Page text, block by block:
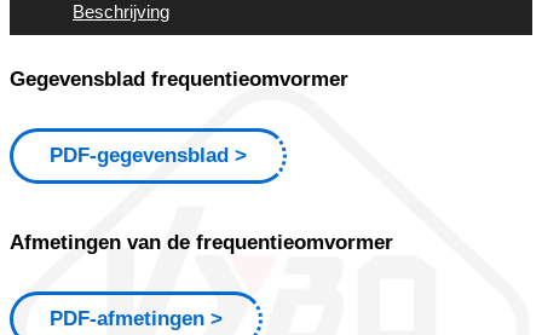
Beschrijving
Gegevensblad frequentieomvormer
PDF-gegevensblad
Afmetingen van de frequentieomvormer
PDF-afmetingen